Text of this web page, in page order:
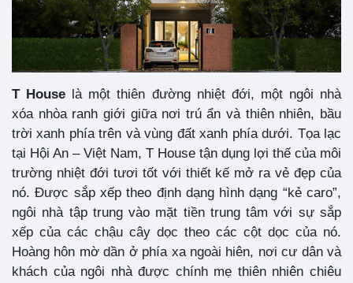
T House là một thiên đường nhiệt đới, một ngôi nhà
xóa nhòa ranh giới giữa nơi trú ẩn và thiên nhiên, bầu
trời xanh phía trên và vùng đất xanh phía dưới. Tọa lạc
tại Hội An – Việt Nam, T House tận dụng lợi thế của môi
trường nhiệt đới tươi tốt với thiết kế mở ra vẻ đẹp của
nó. Được sắp xếp theo định dạng hình dạng “kẻ caro”,
ngôi nhà tập trung vào mặt tiền trung tâm với sự sắp
xếp của các chậu cây dọc theo các cột dọc của nó.
Hoàng hôn mờ dần ở phía xa ngoài hiên, nơi cư dân và
khách của ngôi nhà được chính mẹ thiên nhiên chiêu